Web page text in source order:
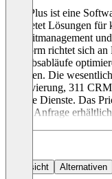
CivicPlus ist eine
Sie bietet Lösungen
Freizeitmanagement
Plattform richtet sich
Betriebsabläufe
möchten. Die
Archivierung, 311
digitale Dienste. Das
ist auf Anfrage
Übersicht Alternativen